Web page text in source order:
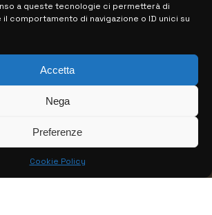
a queste tecnologie ci permetterà di
comportamento di navigazione o ID unici su
Accetta
Nega
Preferenze
Cookie Policy